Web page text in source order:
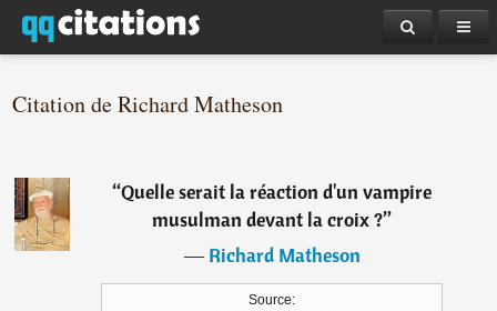
Citation de Richard Matheson
“Quelle serait la réaction d'un vampire
musulman devant la croix ?”
―Richard Matheson
Source: